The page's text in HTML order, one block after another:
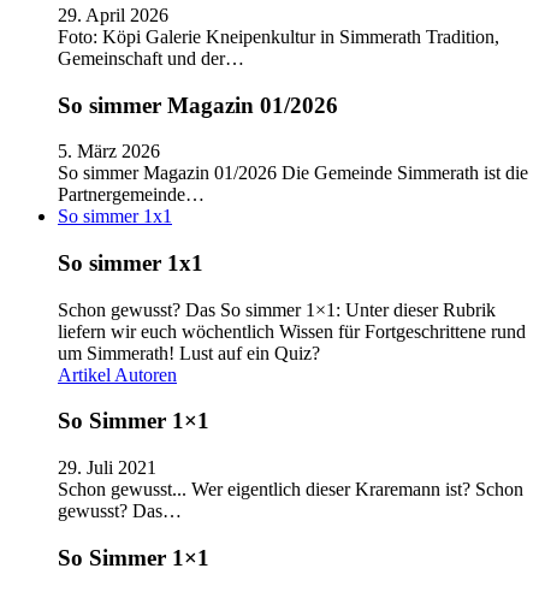
29. April 2026
Foto: Köpi Galerie Kneipenkultur in Simmerath Tradition,
Gemeinschaft und der…
So simmer Magazin 01/2026
5. März 2026
So simmer Magazin 01/2026 Die Gemeinde Simmerath ist die
Partnergemeinde…
So simmer 1x1
So simmer 1x1
Schon gewusst? Das So simmer 1×1: Unter dieser Rubrik
liefern wir euch wöchentlich Wissen für Fortgeschrittene rund
um Simmerath! Lust auf ein Quiz?
Artikel Autoren
So Simmer 1×1
29. Juli 2021
Schon gewusst... Wer eigentlich dieser Kraremann ist? Schon
gewusst? Das…
So Simmer 1×1